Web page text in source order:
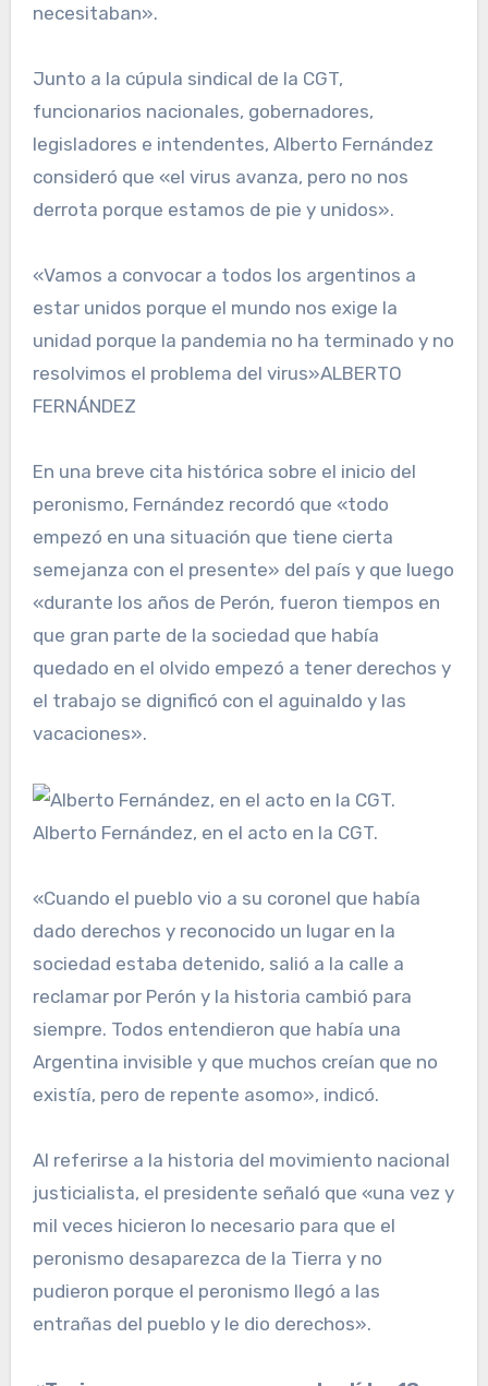
necesitaban».
Junto a la cúpula sindical de la CGT,
funcionarios nacionales, gobernadores,
legisladores e intendentes, Alberto Fernández
consideró que «el virus avanza, pero no nos
derrota porque estamos de pie y unidos».
«Vamos a convocar a todos los argentinos a
estar unidos porque el mundo nos exige la
unidad porque la pandemia no ha terminado y no
resolvimos el problema del virus»ALBERTO
FERNÁNDEZ
En una breve cita histórica sobre el inicio del
peronismo, Fernández recordó que «todo
empezó en una situación que tiene cierta
semejanza con el presente» del país y que luego
«durante los años de Perón, fueron tiempos en
que gran parte de la sociedad que había
quedado en el olvido empezó a tener derechos y
el trabajo se dignificó con el aguinaldo y las
vacaciones».
Alberto Fernández, en el acto en la CGT.
«Cuando el pueblo vio a su coronel que había
dado derechos y reconocido un lugar en la
sociedad estaba detenido, salió a la calle a
reclamar por Perón y la historia cambió para
siempre. Todos entendieron que había una
Argentina invisible y que muchos creían que no
existía, pero de repente asomo», indicó.
Al referirse a la historia del movimiento nacional
justicialista, el presidente señaló que «una vez y
mil veces hicieron lo necesario para que el
peronismo desaparezca de la Tierra y no
pudieron porque el peronismo llegó a las
entrañas del pueblo y le dio derechos».